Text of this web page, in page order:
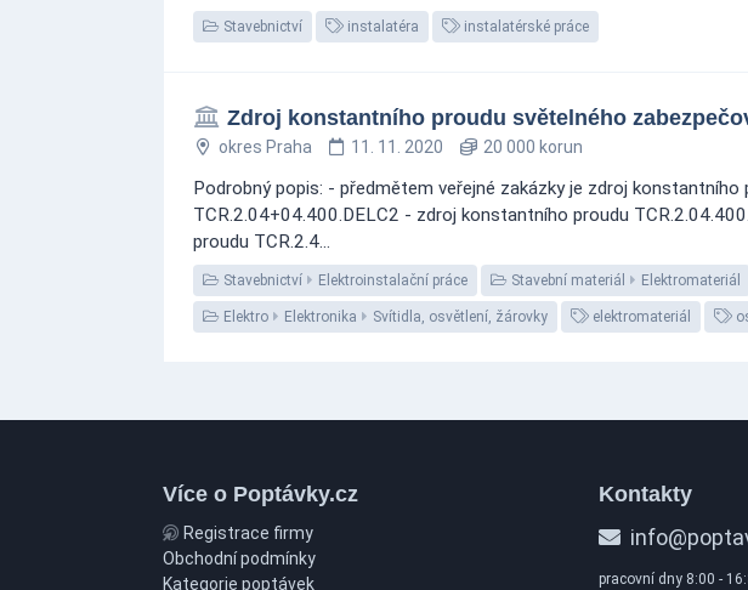
Stavebnictví instalatéra instalatérské práce
Zdroj konstantního proudu světelného
okres Praha 11. 11. 2020 20 000 korun
Podrobný popis: - předmětem veřejné zakázky je zdroj
TCR.2.04+04.400.DELC2 - zdroj konstantního proudu
proudu TCR.2.4...
Stavebnictví Elektroinstalační práce Stavební materiál Elektromateriál
Elektro Elektronika Svítidla, osvětlení, žárovky elektromateriál
Více o Poptávky.cz
Registrace firmy
Obchodní podmínky
Kategorie poptávek
Kontakty
pracovní dny 8:00 -